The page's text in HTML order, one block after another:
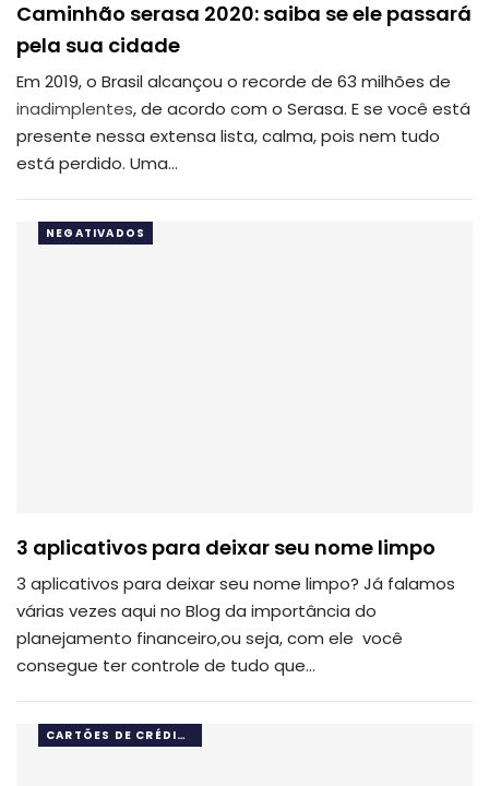
Caminhão serasa 2020: saiba se ele passará
pela sua cidade
Em 2019, o Brasil alcançou o recorde de 63 milhões de
inadimplentes, de acordo com o Serasa. E se você está
presente nessa extensa lista, calma, pois nem tudo
está perdido. Uma…
NEGATIVADOS
3 aplicativos para deixar seu nome limpo
3 aplicativos para deixar seu nome limpo? Já falamos
várias vezes aqui no Blog da importância do
planejamento financeiro,ou seja, com ele você
consegue ter controle de tudo que…
CARTÕES DE CRÉDITO